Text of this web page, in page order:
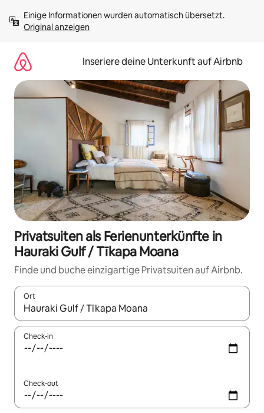
Inhalten
springenOriginal anzeigen
Inseriere deine Unterkunft auf Airbnb
Privatsuiten als Ferienunterkünfte in
Hauraki Gulf / Tīkapa Moana
Finde und buche einzigartige Privatsuiten auf Airbnb.
Ort
Wenn Ergebnisse verfügbar sind, navigiere mit den
Check-in
Check-out